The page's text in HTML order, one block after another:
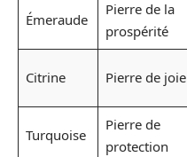
Émeraude
Pierre de la
prospérité
Citrine Pierre de joie
Turquoise
Pierre de
protection